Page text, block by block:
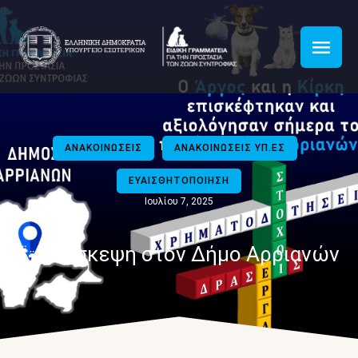
ΑΝΑΚΟΙΝΩΣΕΙΣ ΑΝΑΚΟΙΝΩΣΕΙΣ ΥΠ.ΕΣ
ΕΥΑΙΣΘΗΤΟΠΟΙΗΣΗ
Ιουλίου 7, 2025
🐾 Επίσκεψη στον Δήμο Αρριανών